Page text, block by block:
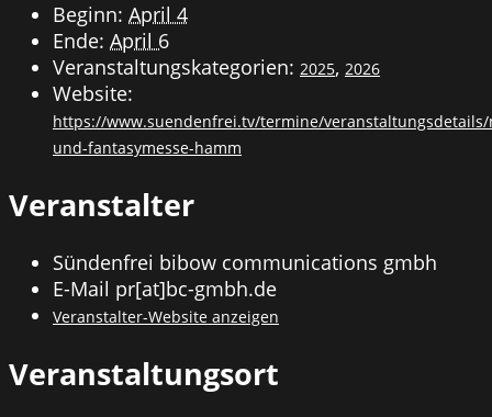
Beginn: April 4
Ende: April 6
Veranstaltungskategorien: 2025, 2026
Website:
https://www.suendenfrei.tv/termine/
und-fantasymesse-hamm
Veranstalter
Sündenfrei bibow communications gmbh
E-Mail pr[at]bc-gmbh.de
Veranstalter-Website anzeigen
Veranstaltungsort